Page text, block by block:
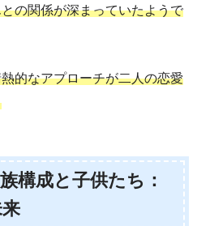
の関係が深まっていたようで
的なアプローチが二人の恋愛
構成と子供たち：